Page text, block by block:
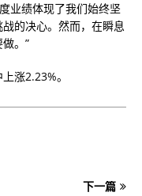
业绩体现了我们始终坚
的决心。然而，在瞬息
。”
涨2.23%。
下一篇